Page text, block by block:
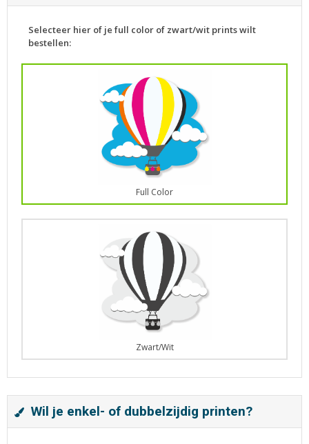
Selecteer hier of je full color of zwart/wit prints wilt
bestellen:
Full Color
Zwart/Wit
Wil je enkel- of dubbelzijdig printen?